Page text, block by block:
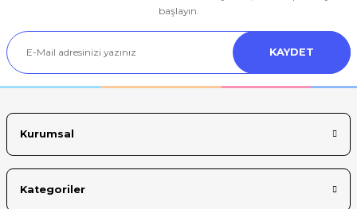
Ürün resmi kalitesiz, bozuk veya görüntülenemiyor.
Ürün açıklamasında eksik bilgiler bulunuyor.
Ürün bilgilerinde hatalar bulunuyor.
başlayın.
KAYDET
Kurumsal
Kategoriler